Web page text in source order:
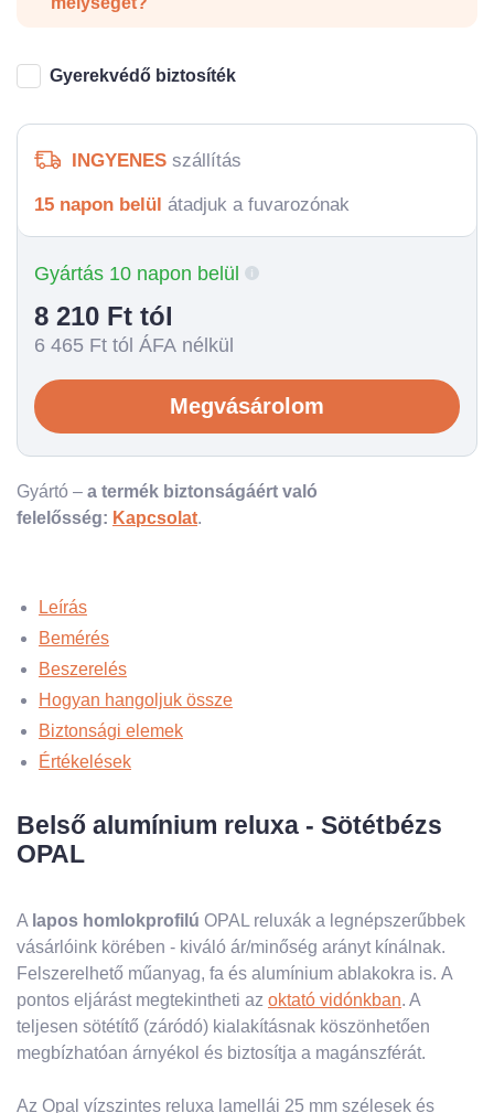
Gyerekvédő biztosíték
INGYENES szállítás
15 napon belül átadjuk a fuvarozónak
Gyártás 10 napon belül
8 210 Ft tól
6 465 Ft tól ÁFA nélkül
Megvásárolom
Gyártó – a termék biztonságáért való
felelősség: Kapcsolat.
Leírás
Bemérés
Beszerelés
Hogyan hangoljuk össze
Biztonsági elemek
Értékelések
Belső alumínium reluxa - Sötétbézs
OPAL
A lapos homlokprofilú OPAL reluxák a legnépszerűbbek
vásárlóink ​​körében - kiváló ár/minőség arányt kínálnak.
Felszerelhető műanyag, fa és alumínium ablakokra is. A
pontos eljárást megtekintheti az oktató vidónkban. A
teljesen sötétítő (záródó) kialakításnak köszönhetően
megbízhatóan árnyékol és biztosítja a magánszférát.
Az Opal vízszintes reluxa lamellái 25 mm szélesek és